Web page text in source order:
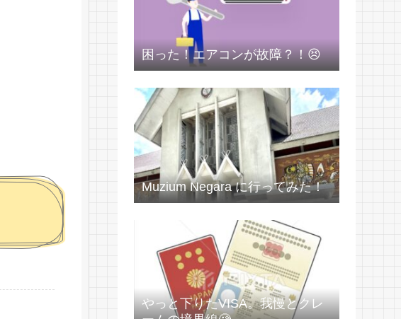
困った！エアコンが故障？！😣
Muzium Negara に行ってみた！
やっと下りたVISA。我慢とクレ